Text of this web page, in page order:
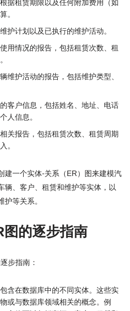
据租赁期限以及任何附加费用（如
。
护计划以及已执行的维护活动。
用情况的报告，包括租赁次数、租
维护活动的报告，包括维护类型、
客户信息，包括姓名、地址、电话
人信息。
关报告，包括租赁次数、租赁周期
。
建一个实体-关系（ER）图来建模汽
辆、客户、租赁和维护等实体，以
护等关系。
的逐步指南
步指南：
含在数据库中的不同实体。这些实
或与数据库领域相关的概念。例